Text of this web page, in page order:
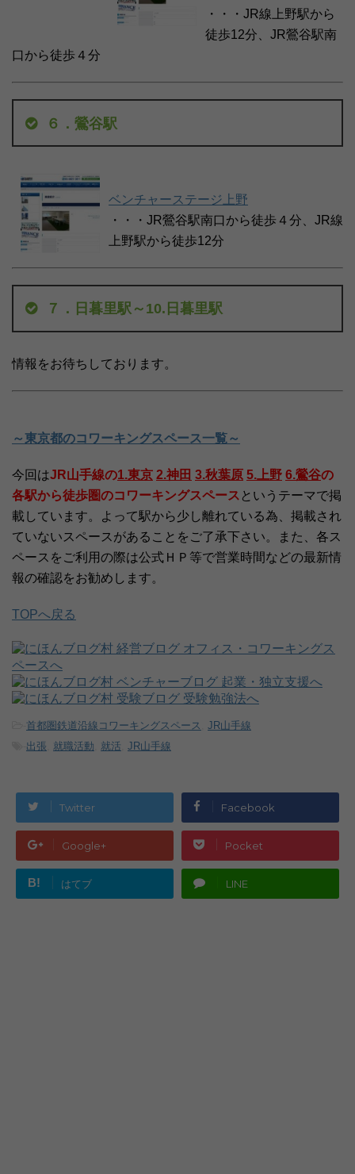
・・・JR線上野駅から
徒歩12分、JR鶯谷駅南
口から徒歩４分
６．鶯谷駅
ベンチャーステージ上野
・・・JR鶯谷駅南口から徒歩４分、JR線
上野駅から徒歩12分
７．日暮里駅～10.日暮里駅
情報をお待ちしております。
～東京都のコワーキングスペース一覧～
今回はJR山手線の1.東京 2.神田 3.秋葉原 5.上野 6.鶯谷の
各駅から徒歩圏のコワーキングスペース というテーマで掲
載しています。よって駅から少し離れている為、掲載され
ていないスペースがあることをご了承下さい。また、各ス
ペースをご利用の際は公式ＨＰ等で営業時間などの最新情
報の確認をお勧めします。
TOPへ戻る
首都圏鉄道沿線コワーキングスペース
JR山手線
出張 就職活動 就活 JR山手線
Twitter Facebook
Google+ Pocket
B! はてブ LINE